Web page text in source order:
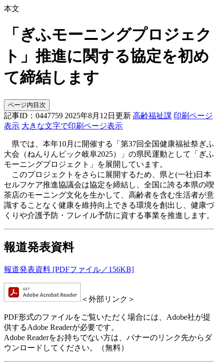
本文
「ぎふモーニングプロジェク
ト」推進に関する協定を初め
て締結します
ページ内目次
記事ID：0447759 2025年8月12日更新 高齢福祉課 印刷ページ
表示 大きな文字で印刷ページ表示
県では、本年10月に開催する「第37回全国健康福祉祭ぎふ
大会（ねんりんピック岐阜2025）」の県民運動として「ぎふ
モーニングプロジェクト」を展開しています。
このプロジェクトをさらに展開するため、県と(一社)日本
セルフケア推進協議会は協定を締結し、全国に誇る本県の喫
茶店のモーニング文化を生かして、高齢者を含む生活者が意
識することなく健康を維持向上できる環境を創出し、健康づ
くりや介護予防・フレイル予防に資する事業を推進します。
報道発表資料
報道発表資料 [PDFファイル／156KB]
＜外部リンク＞
PDF形式のファイルをご覧いただく場合には、Adobe社が提
供するAdobe Readerが必要です。
Adobe Readerをお持ちでない方は、バナーのリンク先からダ
ウンロードしてください。（無料）